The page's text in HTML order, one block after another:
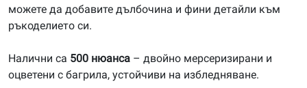
можете да добавите дълбочина и фини детайли към
ръкоделието си.
Налични са 500 нюанса – двойно мерсеризирани и
оцветени с багрила, устойчиви на избледняване.